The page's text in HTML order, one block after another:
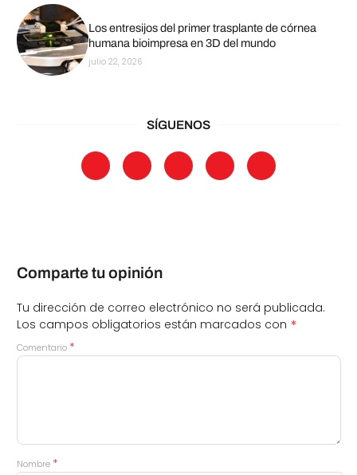
Los entresijos del primer trasplante de córnea
humana bioimpresa en 3D del mundo
julio 22, 2026
SÍGUENOS
Comparte tu opinión
Tu dirección de correo electrónico no será publicada.
Los campos obligatorios están marcados con *
Comentario *
Nombre *